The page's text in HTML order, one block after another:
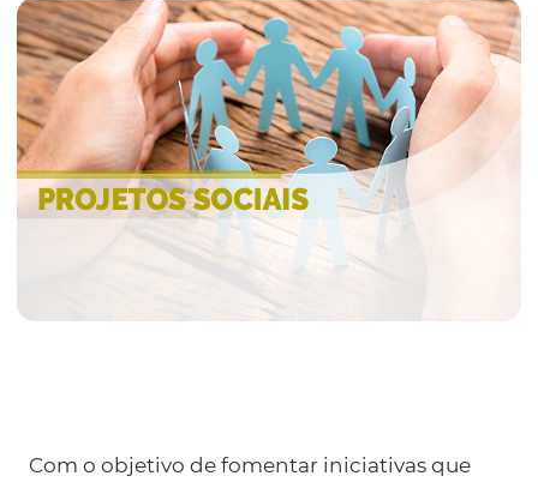
Com o objetivo de fomentar iniciativas que